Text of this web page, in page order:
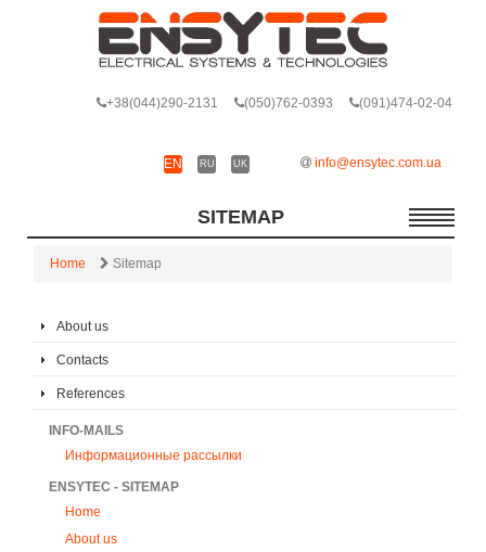
(091)474-02-04
(050)762-0393
+38(044)290-2131
info@ensytec.com.ua
UK
RU
EN
SITEMAP
Home Sitemap
About us
Contacts
References
INFO-MAILS
Информационные рассылки
ENSYTEC - SITEMAP
Home
About us